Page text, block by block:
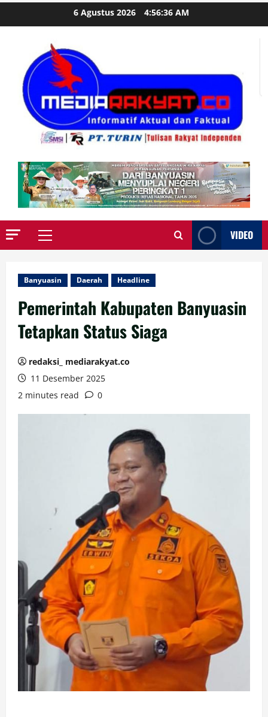
to
6 Agustus 2026 4:56:37 AM
Primary
VIDEO
Banyuasin Daerah Headline
Pemerintah Kabupaten Banyuasin
Tetapkan Status Siaga
redaksi_ mediarakyat.co
11 Desember 2025
2 minutes read
0